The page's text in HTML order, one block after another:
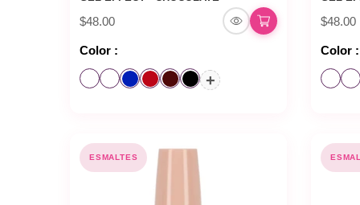
$48.00
Color :
+
$48.00
Color :
ESMALTES